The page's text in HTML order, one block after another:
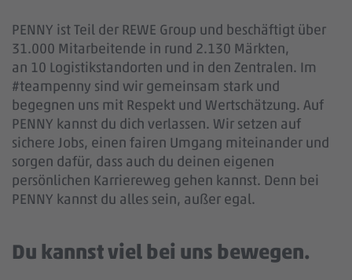
PENNY ist Teil der REWE Group und beschäftigt über
31.000 Mitarbeitende in rund 2.130 Märkten,
an 10 Logistikstandorten und in den Zentralen. Im
#teampenny sind wir gemeinsam stark und
begegnen uns mit Respekt und Wertschätzung. Auf
PENNY kannst du dich verlassen. Wir setzen auf
sichere Jobs, einen fairen Umgang miteinander und
sorgen dafür, dass auch du deinen eigenen
persönlichen Karriereweg gehen kannst. Denn bei
PENNY kannst du alles sein, außer egal.
Du kannst viel bei uns bewegen.